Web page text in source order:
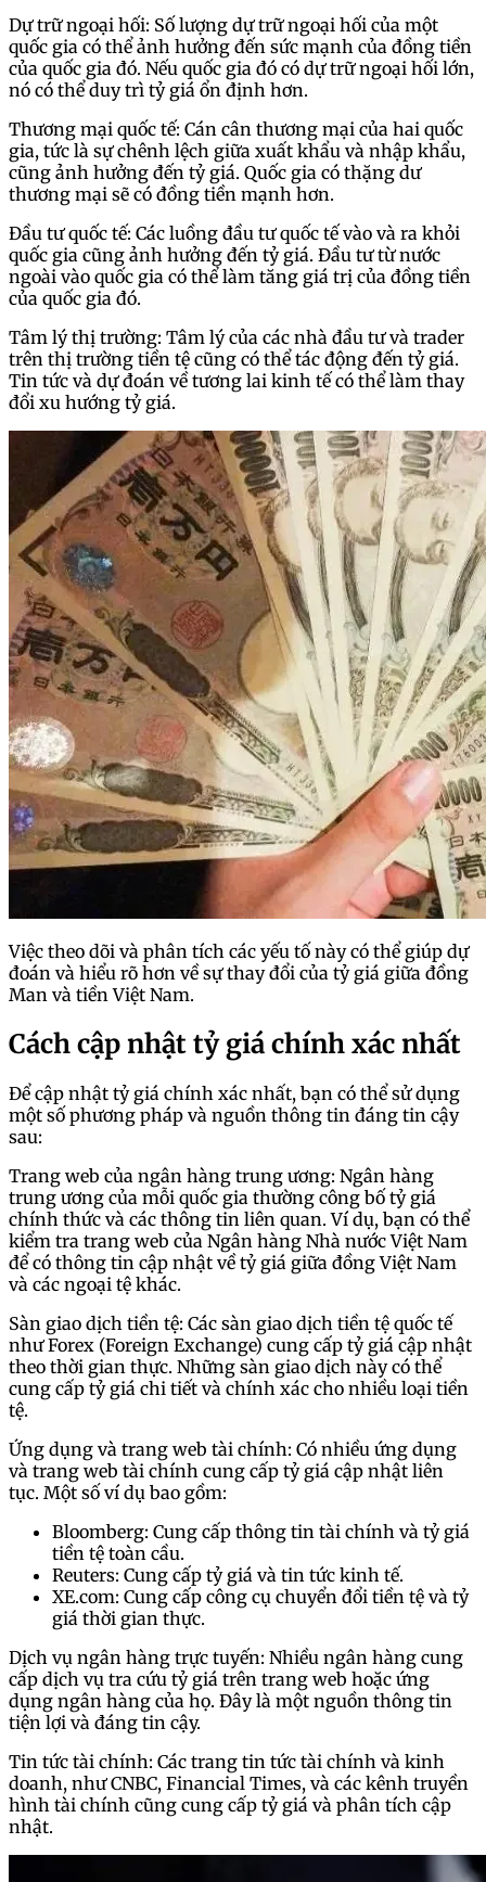
Dự trữ ngoại hối: Số lượng dự trữ ngoại hối của một
quốc gia có thể ảnh hưởng đến sức mạnh của đồng tiền
của quốc gia đó. Nếu quốc gia đó có dự trữ ngoại hối lớn,
nó có thể duy trì tỷ giá ổn định hơn.
Thương mại quốc tế: Cán cân thương mại của hai quốc
gia, tức là sự chênh lệch giữa xuất khẩu và nhập khẩu,
cũng ảnh hưởng đến tỷ giá. Quốc gia có thặng dư
thương mại sẽ có đồng tiền mạnh hơn.
Đầu tư quốc tế: Các luồng đầu tư quốc tế vào và ra khỏi
quốc gia cũng ảnh hưởng đến tỷ giá. Đầu tư từ nước
ngoài vào quốc gia có thể làm tăng giá trị của đồng tiền
của quốc gia đó.
Tâm lý thị trường: Tâm lý của các nhà đầu tư và trader
trên thị trường tiền tệ cũng có thể tác động đến tỷ giá.
Tin tức và dự đoán về tương lai kinh tế có thể làm thay
đổi xu hướng tỷ giá.
Việc theo dõi và phân tích các yếu tố này có thể giúp dự
đoán và hiểu rõ hơn về sự thay đổi của tỷ giá giữa đồng
Man và tiền Việt Nam.
Cách cập nhật tỷ giá chính xác nhất
Để cập nhật tỷ giá chính xác nhất, bạn có thể sử dụng
một số phương pháp và nguồn thông tin đáng tin cậy
sau:
Trang web của ngân hàng trung ương: Ngân hàng
trung ương của mỗi quốc gia thường công bố tỷ giá
chính thức và các thông tin liên quan. Ví dụ, bạn có thể
kiểm tra trang web của Ngân hàng Nhà nước Việt Nam
để có thông tin cập nhật về tỷ giá giữa đồng Việt Nam
và các ngoại tệ khác.
Sàn giao dịch tiền tệ: Các sàn giao dịch tiền tệ quốc tế
như Forex (Foreign Exchange) cung cấp tỷ giá cập nhật
theo thời gian thực. Những sàn giao dịch này có thể
cung cấp tỷ giá chi tiết và chính xác cho nhiều loại tiền
tệ.
Ứng dụng và trang web tài chính: Có nhiều ứng dụng
và trang web tài chính cung cấp tỷ giá cập nhật liên
tục. Một số ví dụ bao gồm:
Bloomberg: Cung cấp thông tin tài chính và tỷ giá
tiền tệ toàn cầu.
Reuters: Cung cấp tỷ giá và tin tức kinh tế.
XE.com: Cung cấp công cụ chuyển đổi tiền tệ và tỷ
giá thời gian thực.
Dịch vụ ngân hàng trực tuyến: Nhiều ngân hàng cung
cấp dịch vụ tra cứu tỷ giá trên trang web hoặc ứng
dụng ngân hàng của họ. Đây là một nguồn thông tin
tiện lợi và đáng tin cậy.
Tin tức tài chính: Các trang tin tức tài chính và kinh
doanh, như CNBC, Financial Times, và các kênh truyền
hình tài chính cũng cung cấp tỷ giá và phân tích cập
nhật.